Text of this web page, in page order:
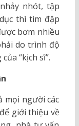
nhót, tập
thì tim đập
bơm nhiều
do trình độ
“kịch sĩ”.
mọi người các
giới thiệu về